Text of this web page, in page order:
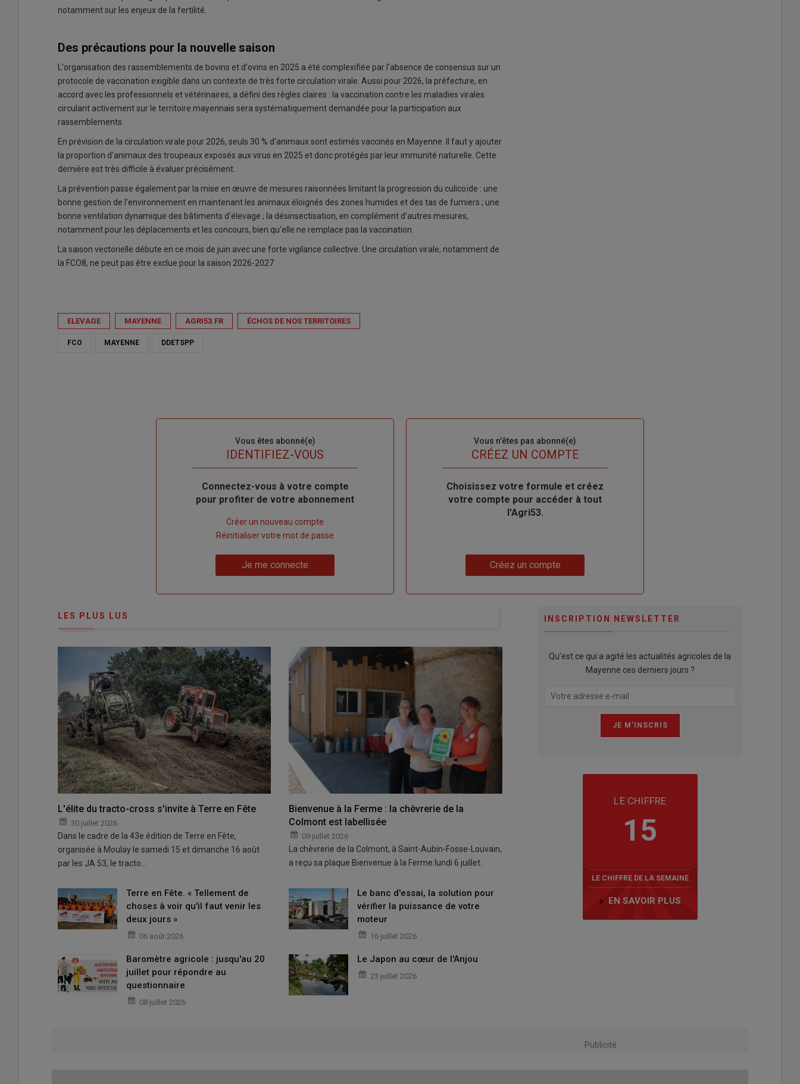
notamment sur les enjeux de la fertilité.
Des précautions pour la nouvelle saison
L'organisation des rassemblements de bovins et d'ovins en 2025 a été complexifiée par l'absence de consensus sur un
protocole de vaccination exigible dans un contexte de très forte circulation virale. Aussi pour 2026, la préfecture, en
accord avec les professionnels et vétérinaires, a défini des règles claires : la vaccination contre les maladies virales
circulant activement sur le territoire mayennais sera systématiquement demandée pour la participation aux
rassemblements.
En prévision de la circulation virale pour 2026, seuls 30 % d'animaux sont estimés vaccinés en Mayenne. Il faut y ajouter
la proportion d'animaux des troupeaux exposés aux virus en 2025 et donc protégés par leur immunité naturelle. Cette
dernière est très difficile à évaluer précisément.
La prévention passe également par la mise en œuvre de mesures raisonnées limitant la progression du culicoïde : une
bonne gestion de l'environnement en maintenant les animaux éloignés des zones humides et des tas de fumiers ; une
bonne ventilation dynamique des bâtiments d'élevage ; la désinsectisation, en complément d'autres mesures,
notamment pour les déplacements et les concours, bien qu'elle ne remplace pas la vaccination.
La saison vectorielle débute en ce mois de juin avec une forte vigilance collective. Une circulation virale, notamment de
la FCO8, ne peut pas être exclue pour la saison 2026-2027.
ELEVAGE MAYENNE AGRI53.FR ÉCHOS DE NOS TERRITOIRES
FCO MAYENNE DDETSPP
Vous êtes abonné(e)
IDENTIFIEZ-VOUS
Body
Connectez-vous à votre compte
pour profiter de votre abonnement
compte"
Créer un nouveau compte
Réinitialiser votre mot de passe
Je me connecte
Vous n'êtes pas abonné(e)
TITRECRÉEZ UN COMPTE
Body
Choisissez votre formule et créez
votre compte pour accéder à tout
l'Agri53.
Créez un compte
LES PLUS LUS
L'élite du tracto-cross s'invite à Terre en Fête
30 juillet 2026
Dans le cadre de la 43e édition de Terre en Fête,
organisée à Moulay le samedi 15 et dimanche 16 août
par les JA 53, le tracto…
Bienvenue à la Ferme : la chèvrerie de la
Colmont est labellisée
09 juillet 2026
La chèvrerie de la Colmont, à Saint-Aubin-Fosse-Louvain,
a reçu sa plaque Bienvenue à la Ferme lundi 6 juillet.
Terre en Fête. « Tellement de
choses à voir qu'il faut venir les
deux jours »
06 août 2026
Le banc d'essai, la solution pour
vérifier la puissance de votre
moteur
16 juillet 2026
Baromètre agricole : jusqu'au 20
juillet pour répondre au
questionnaire
08 juillet 2026
Le Japon au cœur de l'Anjou
23 juillet 2026
INSCRIPTION NEWSLETTER
Qu’est ce qui a agité les actualités agricoles de la
Mayenne ces derniers jours ?
LE CHIFFRE
15
LE CHIFFRE DE LA SEMAINE
EN SAVOIR PLUS
Publicité